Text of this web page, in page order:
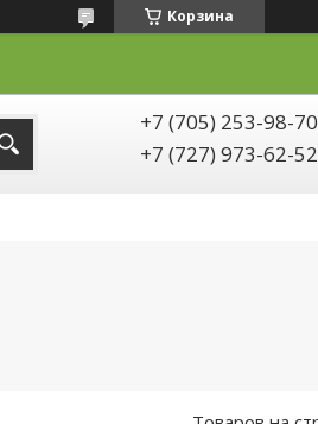
Корзина
+7 (705) 253-98-70
+7 (727) 973-62-52